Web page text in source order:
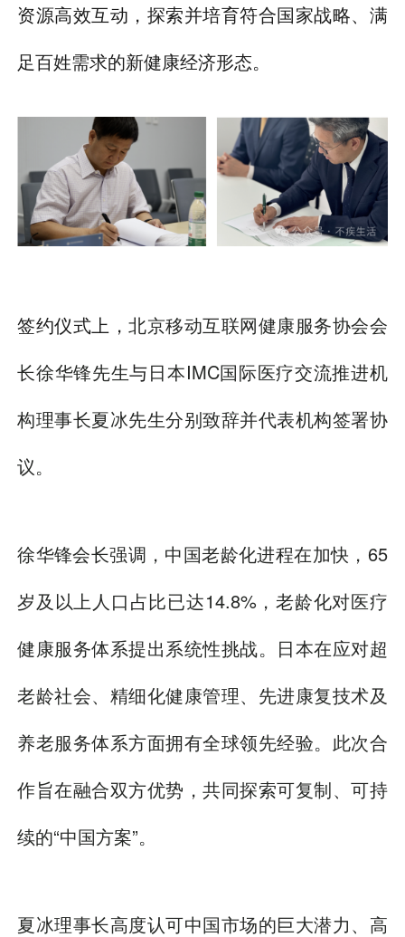
资源高效互动，探索并培育符合国家战略、满
足百姓需求的新健康经济形态。
签约仪式上，北京移动互联网健康服务协会会
长徐华锋先生与日本IMC国际医疗交流推进机
构理事长夏冰先生分别致辞并代表机构签署协
议。
徐华锋会长强调，中国老龄化进程在加快，65
岁及以上人口占比已达14.8%，老龄化对医疗
健康服务体系提出系统性挑战。日本在应对超
老龄社会、精细化健康管理、先进康复技术及
养老服务体系方面拥有全球领先经验。此次合
作旨在融合双方优势，共同探索可复制、可持
续的“中国方案”。
夏冰理事长高度认可中国市场的巨大潜力、高